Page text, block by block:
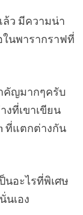
ว มีความน่า
นพารากราฟที่
คัญมากๆครับ
งที่เขาเขียน
ที่แตกต่างกัน
นอะไรที่พิเศษ
นเอง